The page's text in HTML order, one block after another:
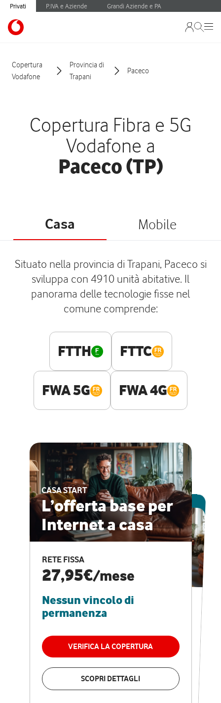
Privati P.IVA e Aziende Grandi Aziende e PA
Copertura
Vodafone
Provincia di
Trapani
Paceco
Copertura Fibra e 5G
Vodafone a
Paceco (TP)
Casa Mobile
Situato nella provincia di Trapani, Paceco si
sviluppa con 4910 unità abitative. Il
panorama delle tecnologie fisse nel
comune comprende:
FTTH FTTC
FWA 5G FWA 4G
CASA START
L’offerta base per
Internet a casa
RETE FISSA
27,95€/mese
Nessun vincolo di
permanenza
VERIFICA LA COPERTURA
SCOPRI DETTAGLI
ESCLUSIVA ONLINE
CASA PRO
Internet veloce e
vantaggi speciali
RETE FISSA + VODAFONE CLUB
29,95€
permanenza
VERIFICA LA COPERTURA